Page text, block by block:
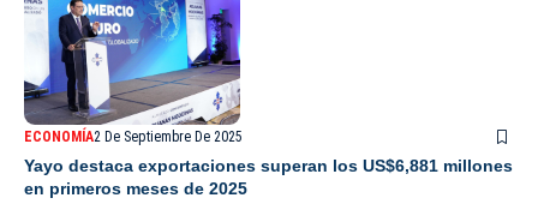
ECONOMÍA2 De Septiembre De 2025
Yayo destaca exportaciones superan los US$6,881 millones
en primeros meses de 2025